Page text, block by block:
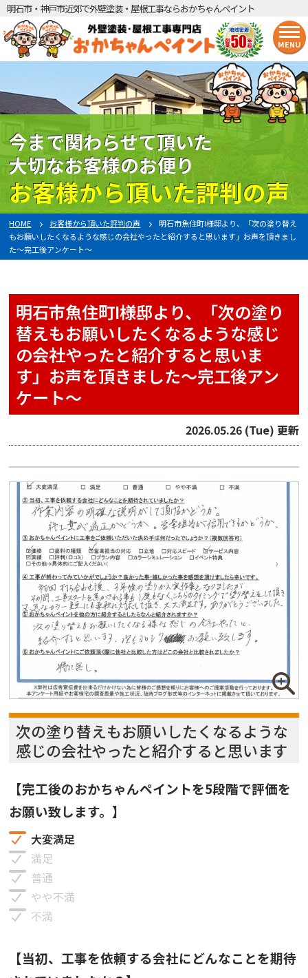
明石市・神戸市近郊で外壁塗装・屋根工事ならおかちゃんペイント
MENU
今まで関わらせて頂いた
大切なお客様のお便り
お客様から頂いた評判の声
HOME お客様から頂いた評判の声
明石市魚住町I様邸より、「次の塗り替え
もお願いしたくなるような感じの会社やったと紹介すると思います」お声を頂きまし
た～完工後アンケート～
明石市魚住町I様邸より、「次の塗り
替えもお願いしたくなるような感じ
の会社やったと紹介すると思いま
す」お声を頂きました～完工後アン
ケート～
2026.05.26 (Tue) 更新
次の塗り替えもお願いしたくなるような
感じの会社やったと紹介すると思います
【完工後のおかちゃんペイントを5段階で評価を
お願い致します。】
大変満足
満足
普通
やや不満
不満
【当初、工事を依頼する会社にどんなことを期待